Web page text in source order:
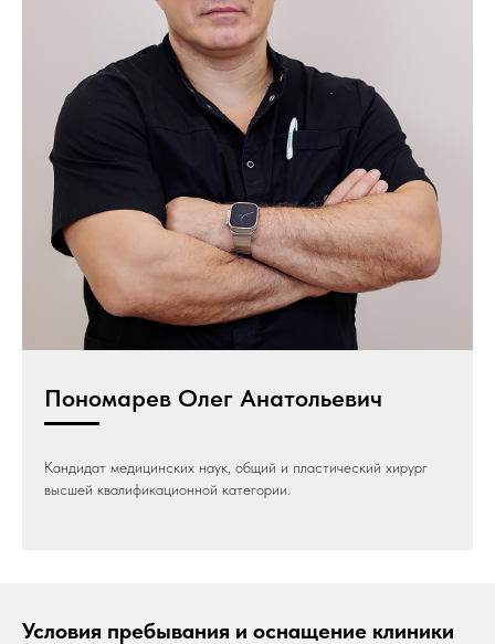
Пономарев Олег Анатольевич
Кандидат медицинских наук, общий и пластический хирург
высшей квалификационной категории.
Условия пребывания и оснащение клиники